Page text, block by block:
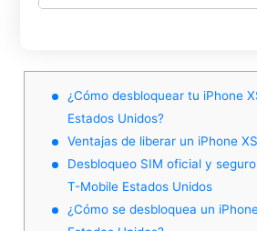
¿Cómo desbloquear tu iPhone
Estados Unidos?
Ventajas de liberar un iPhone
Desbloqueo SIM oficial y
T-Mobile Estados Unidos
¿Cómo se desbloquea un